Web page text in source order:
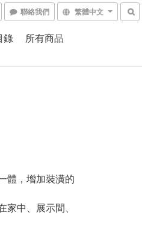
聯絡我們 繁體中文
錄 所有商品
體，增加裝潢的
中、展示間、